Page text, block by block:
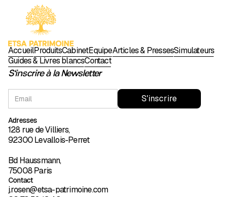
AccueilProduitsCabinetÉquipeArticles & PressesSimulateurs
Guides & Livres blancsContact
S'inscrire à la Newsletter
Adresses
128 rue de Villiers,
92300 Levallois-Perret
Bd Haussmann,
75008 Paris
Contact
j.rosen@etsa-patrimoine.com